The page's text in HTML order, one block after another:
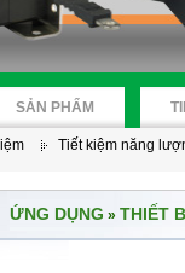
SẢN PHẨM
Tiết kiệm năng
ỨNG DỤNG » THIẾT